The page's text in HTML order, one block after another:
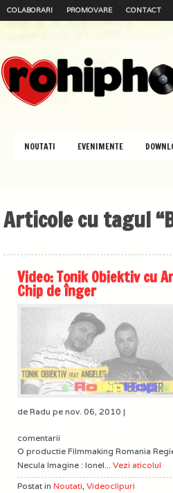
COLABORARI PROMOVARE CONTACT
NOUTATI EVENIMENTE
Articole cu tagul
Video: Tonik Obiektiv cu
Chip de înger
de Radu pe nov. 06, 2010 |
comentarii
O productie Filmmaking Romania
Necula Imagine : Ionel... Vezi aticolul
Postat in Noutati, Videoclipuri